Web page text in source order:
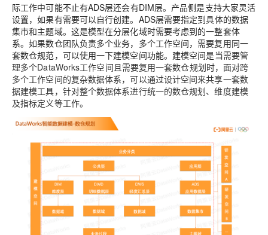
际工作中可能不止有ADS层还会有DIM层。产品侧是支持大家灵活
设置，如果有需要可以自行创建。ADS层需要指定到具体的数据
集市和主题域。这是模型在分层化域时需要考虑到的一整套体
系。如果数仓团队负责多个业务，多个工作空间，需要复用同一
套数仓规范，可以使用一下建模空间功能。建模空间是当需要管
理多个DataWorks工作空间且需要复用一套数仓规划时，面对跨
多个工作空间的复杂数据体系，可以通过设计空间来共享一套数
据建模工具，针对整个数据体系进行统一的数仓规划、维度建模
及指标定义等工作。